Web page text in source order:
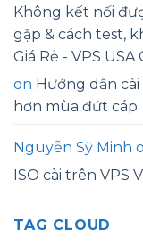
Không kết nối
gặp & cách test,
Giá Rẻ - VPS USA
on Hướng dẫn cài
hơn mùa đứt cáp
Nguyễn Sỹ Minh
ISO cài trên VPS
TAG CLOUD